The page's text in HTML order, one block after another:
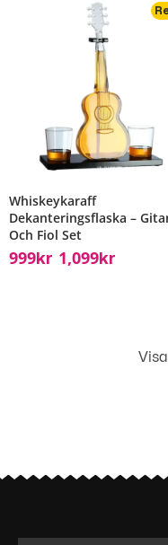
Whiskeykaraff
Dekanteringsflaska –
Och Fiol Set
999Kr 1,099Kr